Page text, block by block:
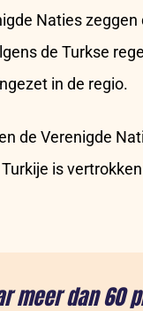
Naties
de Turkse
in de regio.
de Verenigde
is
meer dan 60